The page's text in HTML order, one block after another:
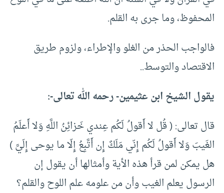
المحفوظ، وما جرى به القلم.
فالواجب الحذر من الغلو والإطراء، ولزوم طريق
الاقتصاد والتوسط..
يقول الشيخ ابن عثيمين- رحمه الله تعالى-:
قال تعالى: ( قُل لا أَقولُ لَكُم عِندي خَزائِنُ اللَّهِ وَلا أَعلَمُ
الغَيبَ وَلا أَقولُ لَكُم إِنّي مَلَكٌ إِن أَتَّبِعُ إِلّا ما يوحى إِلَيَّ )
هل يمكن لمن قرأ هذه الأية وأمثالها أن يقول إن
الرسول يعلم الغيب وأن من علومه علم اللوح والقلم؟